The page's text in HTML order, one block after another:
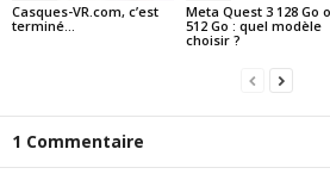
Casques-VR.com, c’est
terminé…
Meta Quest 3 128 Go
512 Go : quel modèle
choisir ?
1 Commentaire